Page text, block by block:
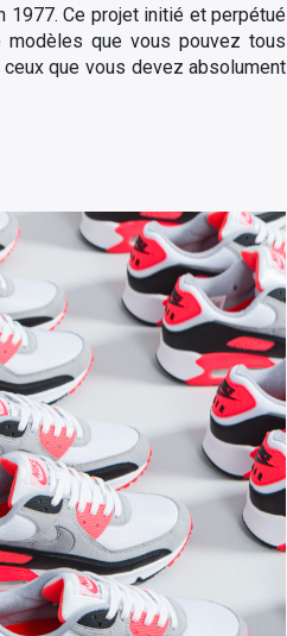
1977. Ce projet initié et perpétué
que vous pouvez tous
ceux que vous devez absolument